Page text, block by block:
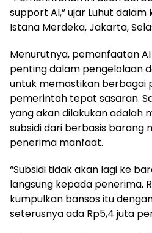
support AI,” ujar Luhut
Istana Merdeka, Jakarta,
Menurutnya, pemanfaatan
penting dalam pengelolaan
untuk memastikan berbagai
pemerintah tepat sasaran.
yang akan dilakukan adalah
subsidi dari berbasis barang
penerima manfaat.
“Subsidi tidak akan lagi ke
langsung kepada penerima.
kumpulkan bansos itu
seterusnya ada Rp5,4 juta